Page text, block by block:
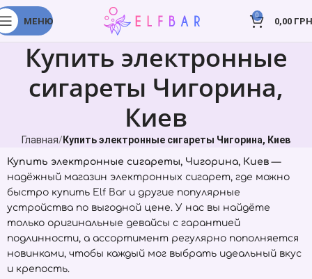
МЕНЮ
0
0,00
Купить электронные
сигареты Чигорина,
Киев
Главная Купить электронные сигареты Чигорина, Киев
Купить электронные сигареты, Чигорина, Киев —
надёжный магазин электронных сигарет, где можно
быстро купить Elf Bar и другие популярные
устройства по выгодной цене. У нас вы найдёте
только оригинальные девайсы с гарантией
подлинности, а ассортимент регулярно пополняется
новинками, чтобы каждый мог выбрать идеальный вкус
и крепость.